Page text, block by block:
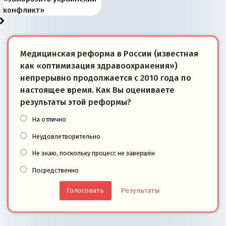
суверенной экономике
Анкориджа
внутренней политике
отношениям с Россией?
Южной Осетии
измерение
конфликт»
Медицинская реформа в России (известная
как «оптимизация здравоохранения»)
непрерывно продолжается с 2010 года по
настоящее время. Как Вы оцениваете
результаты этой реформы?
На отлично
Неудовлетворительно
Не знаю, поскольку процесс не завершён
Посредственно
Результаты